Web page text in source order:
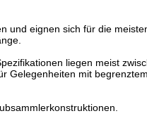
und eignen sich für die
liegen meist
Gelegenheiten mit